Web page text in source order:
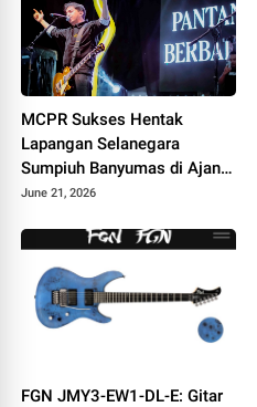
MCPR Sukses Hentak
Lapangan Selanegara
Sumpiuh Banyumas di Ajang
76 Silaturahmi HAPPIII
June 21, 2026
FGN JMY3-EW1-DL-E: Gitar